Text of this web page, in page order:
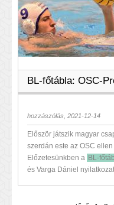
BL-főtábla: OSC-
hozzászólás, 2021-12-14
Először játszik magyar
szerdán este az OSC
Előzetesünkben a BL-
és Varga Dániel